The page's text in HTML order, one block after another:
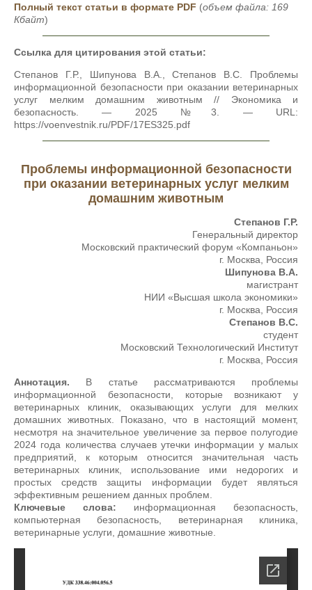
Полный текст статьи в формате PDF (объем файла: 169
Кбайт)
Ссылка для цитирования этой статьи:
Степанов Г.Р., Шипунова В.А., Степанов В.С. Проблемы
информационной безопасности при оказании ветеринарных
услуг мелким домашним животным // Экономика и
безопасность. — 2025 №3. — URL:
https://voenvestnik.ru/PDF/17ES325.pdf
Проблемы информационной безопасности
при оказании ветеринарных услуг мелким
домашним животным
Степанов Г.Р.
Генеральный директор
Московский практический форум «Компаньон»
г. Москва, Россия
Шипунова В.А.
магистрант
НИИ «Высшая школа экономики»
г. Москва, Россия
Степанов В.С.
студент
Московский Технологический Институт
г. Москва, Россия
Аннотация. В статье рассматриваются проблемы
информационной безопасности, которые возникают у
ветеринарных клиник, оказывающих услуги для мелких
домашних животных. Показано, что в настоящий момент,
несмотря на значительное увеличение за первое полугодие
2024 года количества случаев утечки информации у малых
предприятий, к которым относится значительная часть
ветеринарных клиник, использование ими недорогих и
простых средств защиты информации будет являться
эффективным решением данных проблем.
Ключевые слова: информационная безопасность,
компьютерная безопасность, ветеринарная клиника,
ветеринарные услуги, домашние животные.